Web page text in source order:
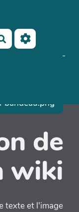
Rechercher
-
bandeau.png
de
wiki
texte et l'image